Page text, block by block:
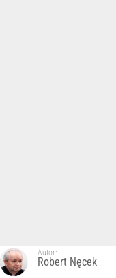
Autor:
Robert Nęcek